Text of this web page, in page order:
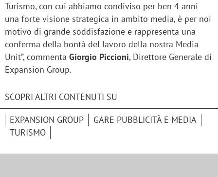
Turismo, con cui abbiamo condiviso per ben 4 anni
una forte visione strategica in ambito media, è per noi
motivo di grande soddisfazione e rappresenta una
conferma della bontà del lavoro della nostra Media
Unit”, commenta Giorgio Piccioni, Direttore Generale di
Expansion Group.
SCOPRI ALTRI CONTENUTI SU
EXPANSION GROUP
GARE PUBBLICITÀ E MEDIA
TURISMO